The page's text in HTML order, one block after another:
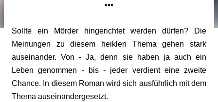
•••
Sollte ein Mörder hingerichtet werden dürfen? Die
Meinungen zu diesem heiklen Thema gehen stark
auseinander. Von - Ja, denn sie haben ja auch ein
Leben genommen - bis - jeder verdient eine zweite
Chance. In diesem Roman wird sich ausführlich mit dem
Thema auseinandergesetzt.